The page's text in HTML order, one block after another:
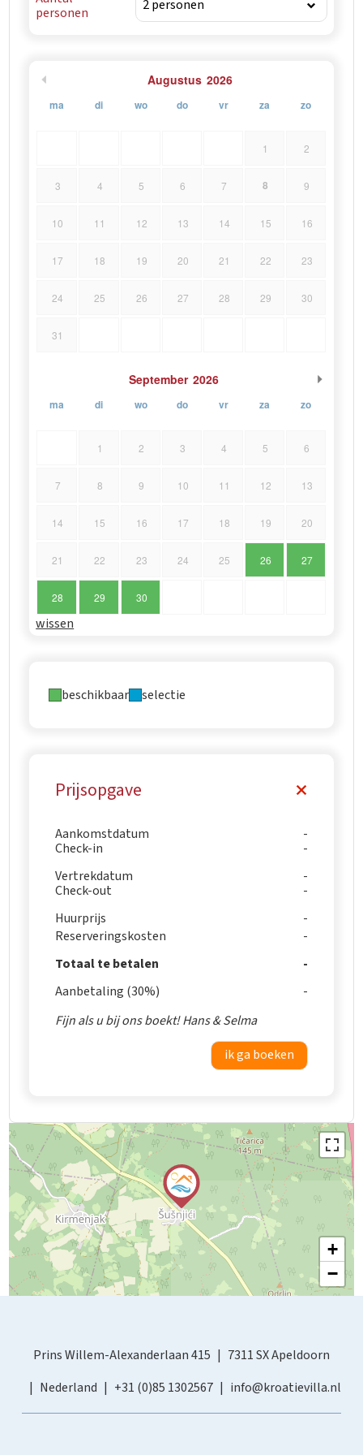
personen
Augustus 2026
ma di wo do vr za zo
1 2
3 4 5 6 7 8 9
10 11 12 13 14 15 16
17 18 19 20 21 22 23
24 25 26 27 28 29 30
31
September 2026
ma di wo do vr za zo
1 2 3 4 5 6
7 8 9 10 11 12 13
14 15 16 17 18 19 20
21 22 23 24 25 26 27
28 29 30
wissen
beschikbaar selectie
Prijsopgave
Aankomstdatum
Check-in
Vertrekdatum
Check-out
Huurprijs
Reserveringskosten
Totaal te betalen
Aanbetaling (30%)
Fijn als u bij ons boekt! Hans & Selma
ik ga boeken
+
−
Prins Willem-Alexanderlaan 415
7311 SX Apeldoorn
Nederland
+31 (0)85 1302567 info@kroatievilla.nl